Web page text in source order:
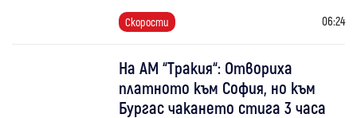
Скорости 06:24
На АМ “Тракия“: Отвориха
платното към София, но към
Бургас чакането стига 3 часа